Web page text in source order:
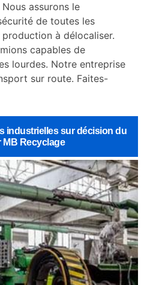
industrielles sur décision du
MB Recyclage
assurons le
de toutes les
production à délocaliser.
capables de
lourdes. Notre entreprise
sur route. Faites-